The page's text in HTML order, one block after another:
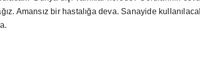
Amansız bir hastalığa deva. Sanayide